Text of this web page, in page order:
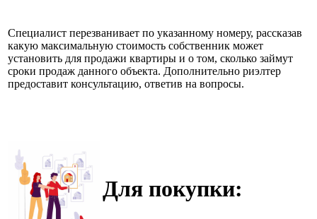
Специалист перезванивает по указанному номеру, рассказав
какую максимальную стоимость собственник может
установить для продажи квартиры и о том, сколько займут
сроки продаж данного объекта. Дополнительно риэлтер
предоставит консультацию, ответив на вопросы.
Для покупки: